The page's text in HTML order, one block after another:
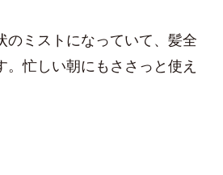
のミストになっていて、髪全
忙しい朝にもささっと使え